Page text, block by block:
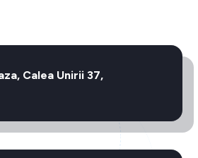
Calea Unirii 37,